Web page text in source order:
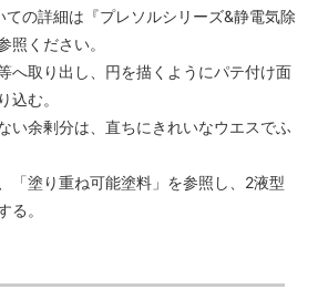
の詳細は『プレソルシリーズ&静電気除
照ください。
へ取り出し、円を描くようにパテ付け面
込む。
い余剰分は、直ちにきれいなウエスでふ
「塗り重ね可能塗料」を参照し、2液型
る。